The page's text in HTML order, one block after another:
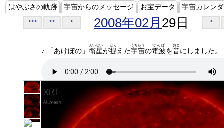
はやぶさの軌跡 宇宙からのメッセージ お宝データ 宇宙カレン
<<< << < 2008年02月 29日 >
♪ 「あけぼの」 衛星
えいせい
が捉
とら
えた宇宙
うちゅう
の電波
でんぱ
を音
おと
にしました。